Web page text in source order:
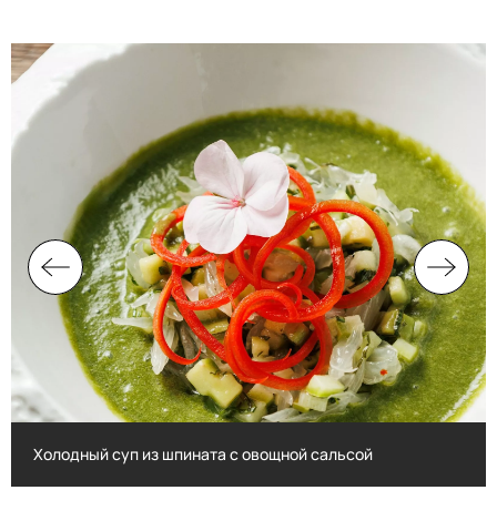
Холодный суп из шпината с овощной сальсой